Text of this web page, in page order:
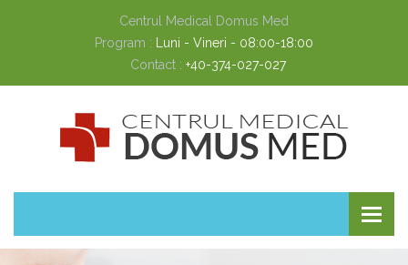
Centrul Medical Domus Med
Program :
Luni - Vineri - 08:00-18:00
Contact : +40-374-027-027